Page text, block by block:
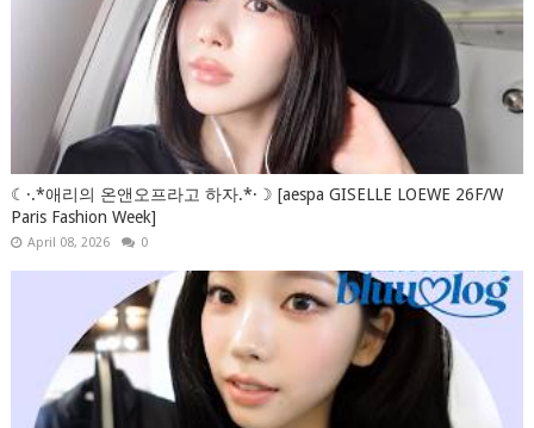
☾·.*애리의 온앤오프라고 하자.*·☽ [aespa GISELLE LOEWE 26F/W
Paris Fashion Week]
April 08, 2026 0